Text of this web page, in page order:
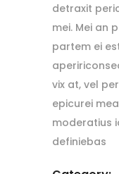
detraxit
mei. Mei an
partem ei
vix at, vel
epicurei
moderatius
definiebas